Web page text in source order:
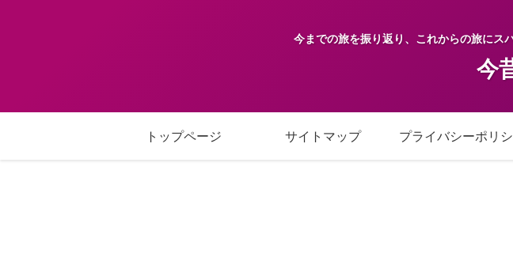
今までの旅を振り返り、これからの旅にス
今
トップページ サイトマップ プライバシーポリ